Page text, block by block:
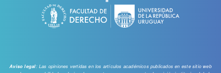
Aviso legal: Las opiniones vertidas en los artículos académicos publicados en este sitio web